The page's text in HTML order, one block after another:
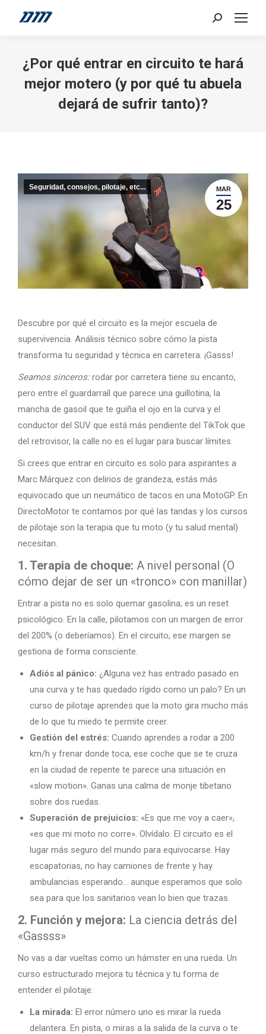
Search:
¿Por qué entrar en circuito te hará
mejor motero (y por qué tu abuela
dejará de sufrir tanto)?
MAR
25
Seguridad, consejos, pilotaje, etc...
Descubre por qué el circuito es la mejor escuela de
supervivencia. Análisis técnico sobre cómo la pista
transforma tu seguridad y técnica en carretera. ¡Gasss!
Seamos sinceros:rodar por carretera tiene su encanto,
pero entre el guardarraíl que parece una guillotina, la
mancha de gasoil que te guiña el ojo en la curva y el
conductor del SUV que está más pendiente del TikTok que
del retrovisor, la calle no es el lugar para buscar límites.
Si crees que entrar en circuito es solo para aspirantes a
Marc Márquez con delirios de grandeza, estás más
equivocado que un neumático de tacos en una MotoGP. En
DirectoMotor te contamos por qué las tandas y los cursos
de pilotaje son la terapia que tu moto (y tu salud mental)
necesitan.
1. Terapia de choque: A nivel personal (O
cómo dejar de ser un «tronco» con manillar)
Entrar a pista no es solo quemar gasolina; es un reset
psicológico. En la calle, pilotamos con un margen de error
del 200% (o deberíamos). En el circuito, ese margen se
gestiona de forma consciente.
Adiós al pánico: ¿Alguna vez has entrado pasado en
una curva y te has quedado rígido como un palo? En un
curso de pilotaje aprendes que la moto gira mucho más
de lo que tu miedo te permite creer.
Gestión del estrés: Cuando aprendes a rodar a 200
km/h y frenar donde toca, ese coche que se te cruza
en la ciudad de repente te parece una situación en
«slow motion». Ganas una calma de monje tibetano
sobre dos ruedas.
Superación de prejuicios: «Es que me voy a caer»,
«es que mi moto no corre». Olvídalo. El circuito es el
lugar más seguro del mundo para equivocarse. Hay
escapatorias, no hay camiones de frente y hay
ambulancias esperando… aunque esperamos que solo
sea para que los sanitarios vean lo bien que trazas.
2. Función y mejora: La ciencia detrás del
«Gassss»
No vas a dar vueltas como un hámster en una rueda. Un
curso estructurado mejora tu técnica y tu forma de
entender el pilotaje:
La mirada: El error número uno es mirar la rueda
delantera. En pista, o miras a la salida de la curva o te